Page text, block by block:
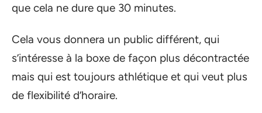
que cela ne dure que 30 minutes.
Cela vous donnera un public différent, qui
s’intéresse à la boxe de façon plus décontractée
mais qui est toujours athlétique et qui veut plus
de flexibilité d’horaire.